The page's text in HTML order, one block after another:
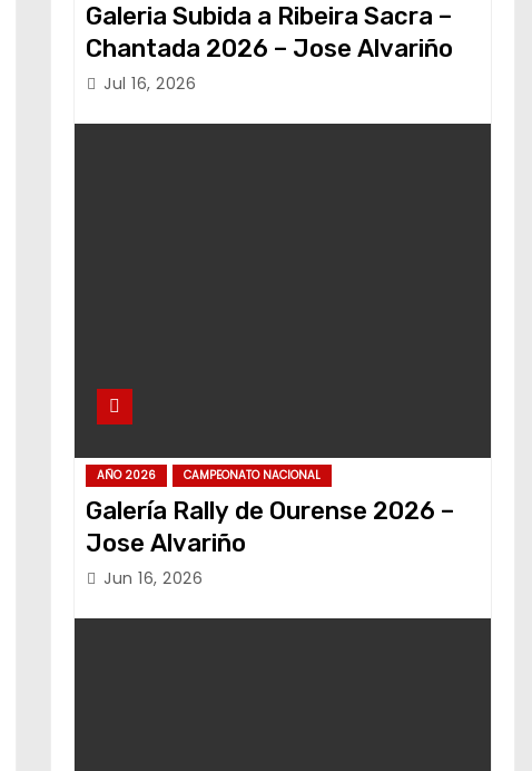
Galeria Subida a Ribeira Sacra –
Chantada 2026 – Jose Alvariño
Jul 16, 2026
AÑO 2026 CAMPEONATO NACIONAL
Galería Rally de Ourense 2026 –
Jose Alvariño
Jun 16, 2026